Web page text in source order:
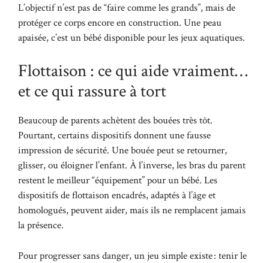
L’objectif n’est pas de “faire comme les grands”, mais de
protéger ce corps encore en construction. Une peau
apaisée, c’est un bébé disponible pour les jeux aquatiques.
Flottaison : ce qui aide vraiment…
et ce qui rassure à tort
Beaucoup de parents achètent des bouées très tôt.
Pourtant, certains dispositifs donnent une fausse
impression de sécurité. Une bouée peut se retourner,
glisser, ou éloigner l’enfant. À l’inverse, les bras du parent
restent le meilleur “équipement” pour un bébé. Les
dispositifs de flottaison encadrés, adaptés à l’âge et
homologués, peuvent aider, mais ils ne remplacent jamais
la présence.
Pour progresser sans danger, un jeu simple existe : tenir le